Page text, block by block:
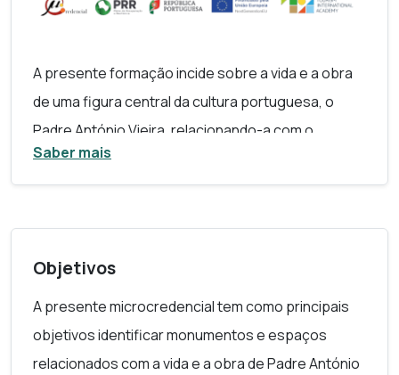
A presente formação incide sobre a vida e a obra
de uma figura central da cultura portuguesa, o
Padre António Vieira, relacionando-a com o
património material religioso que lhe serviu de
cenário. Percorrendo três eixos temáticos –
monumentos e dos espaços associados à figura
do Padre António Vieira, alinhando esta herança
com as práticas e estratégias da atividade
turística. Idealizada para vários destinatários, a
Saber mais
Objetivos
A presente microcredencial tem como principais
objetivos identificar monumentos e espaços
relacionados com a vida e a obra de Padre António